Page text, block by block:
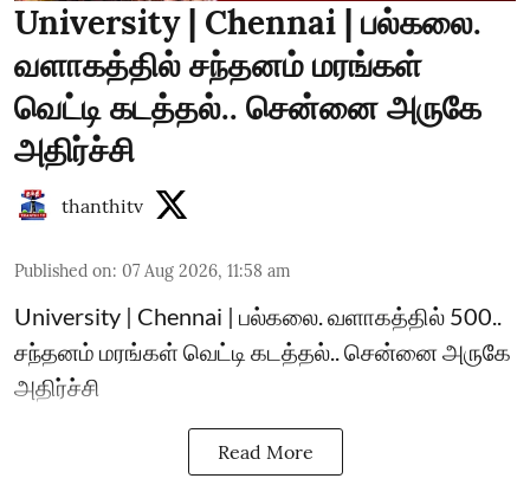
University | Chennai | பல்கலை.
வளாகத்தில் சந்தனம் மரங்கள்
வெட்டி கடத்தல்.. சென்னை அருகே
அதிர்ச்சி
thanthitv
Published on: 07 Aug 2026, 11:58 am
University | Chennai | பல்கலை. வளாகத்தில் 500..
சந்தனம் மரங்கள் வெட்டி கடத்தல்.. சென்னை அருகே
அதிர்ச்சி
Read More